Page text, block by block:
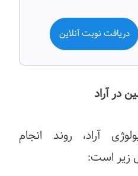
دریافت نوبت آنلاین
در آراد
آراد، روند انجام
زیر است: